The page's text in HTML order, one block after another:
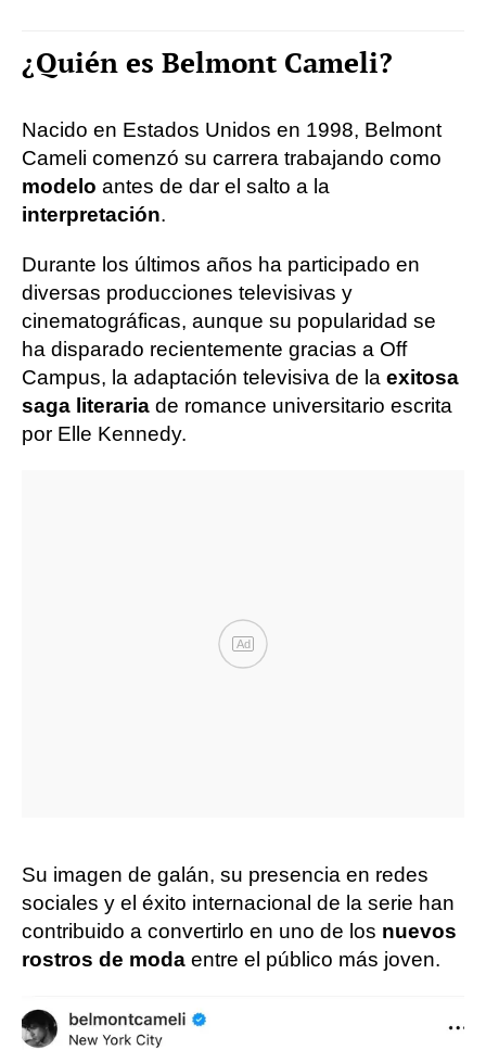
¿Quién es Belmont Cameli?
Nacido en Estados Unidos en 1998, Belmont
Cameli comenzó su carrera trabajando como
modelo antes de dar el salto a la
interpretación.
Durante los últimos años ha participado en
diversas producciones televisivas y
cinematográficas, aunque su popularidad se
ha disparado recientemente gracias a Off
Campus, la adaptación televisiva de la exitosa
saga literaria de romance universitario escrita
por Elle Kennedy.
Ad
Su imagen de galán, su presencia en redes
sociales y el éxito internacional de la serie han
contribuido a convertirlo en uno de los nuevos
rostros de moda entre el público más joven.